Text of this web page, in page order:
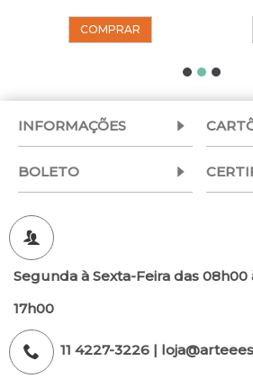
COMPRAR
INFORMAÇÕES
BOLETO
Segunda à Sexta-Feira das 08h00
17h00
11 4227-3226 |